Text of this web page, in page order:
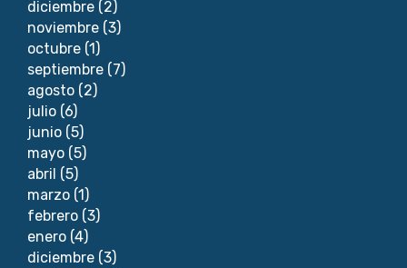
diciembre (2)
noviembre (3)
octubre (1)
septiembre (7)
agosto (2)
julio (6)
junio (5)
mayo (5)
abril (5)
marzo (1)
febrero (3)
enero (4)
diciembre (3)